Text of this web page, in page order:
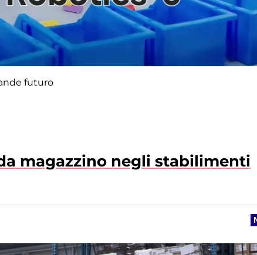
futuro
magazzino negli stabilimenti